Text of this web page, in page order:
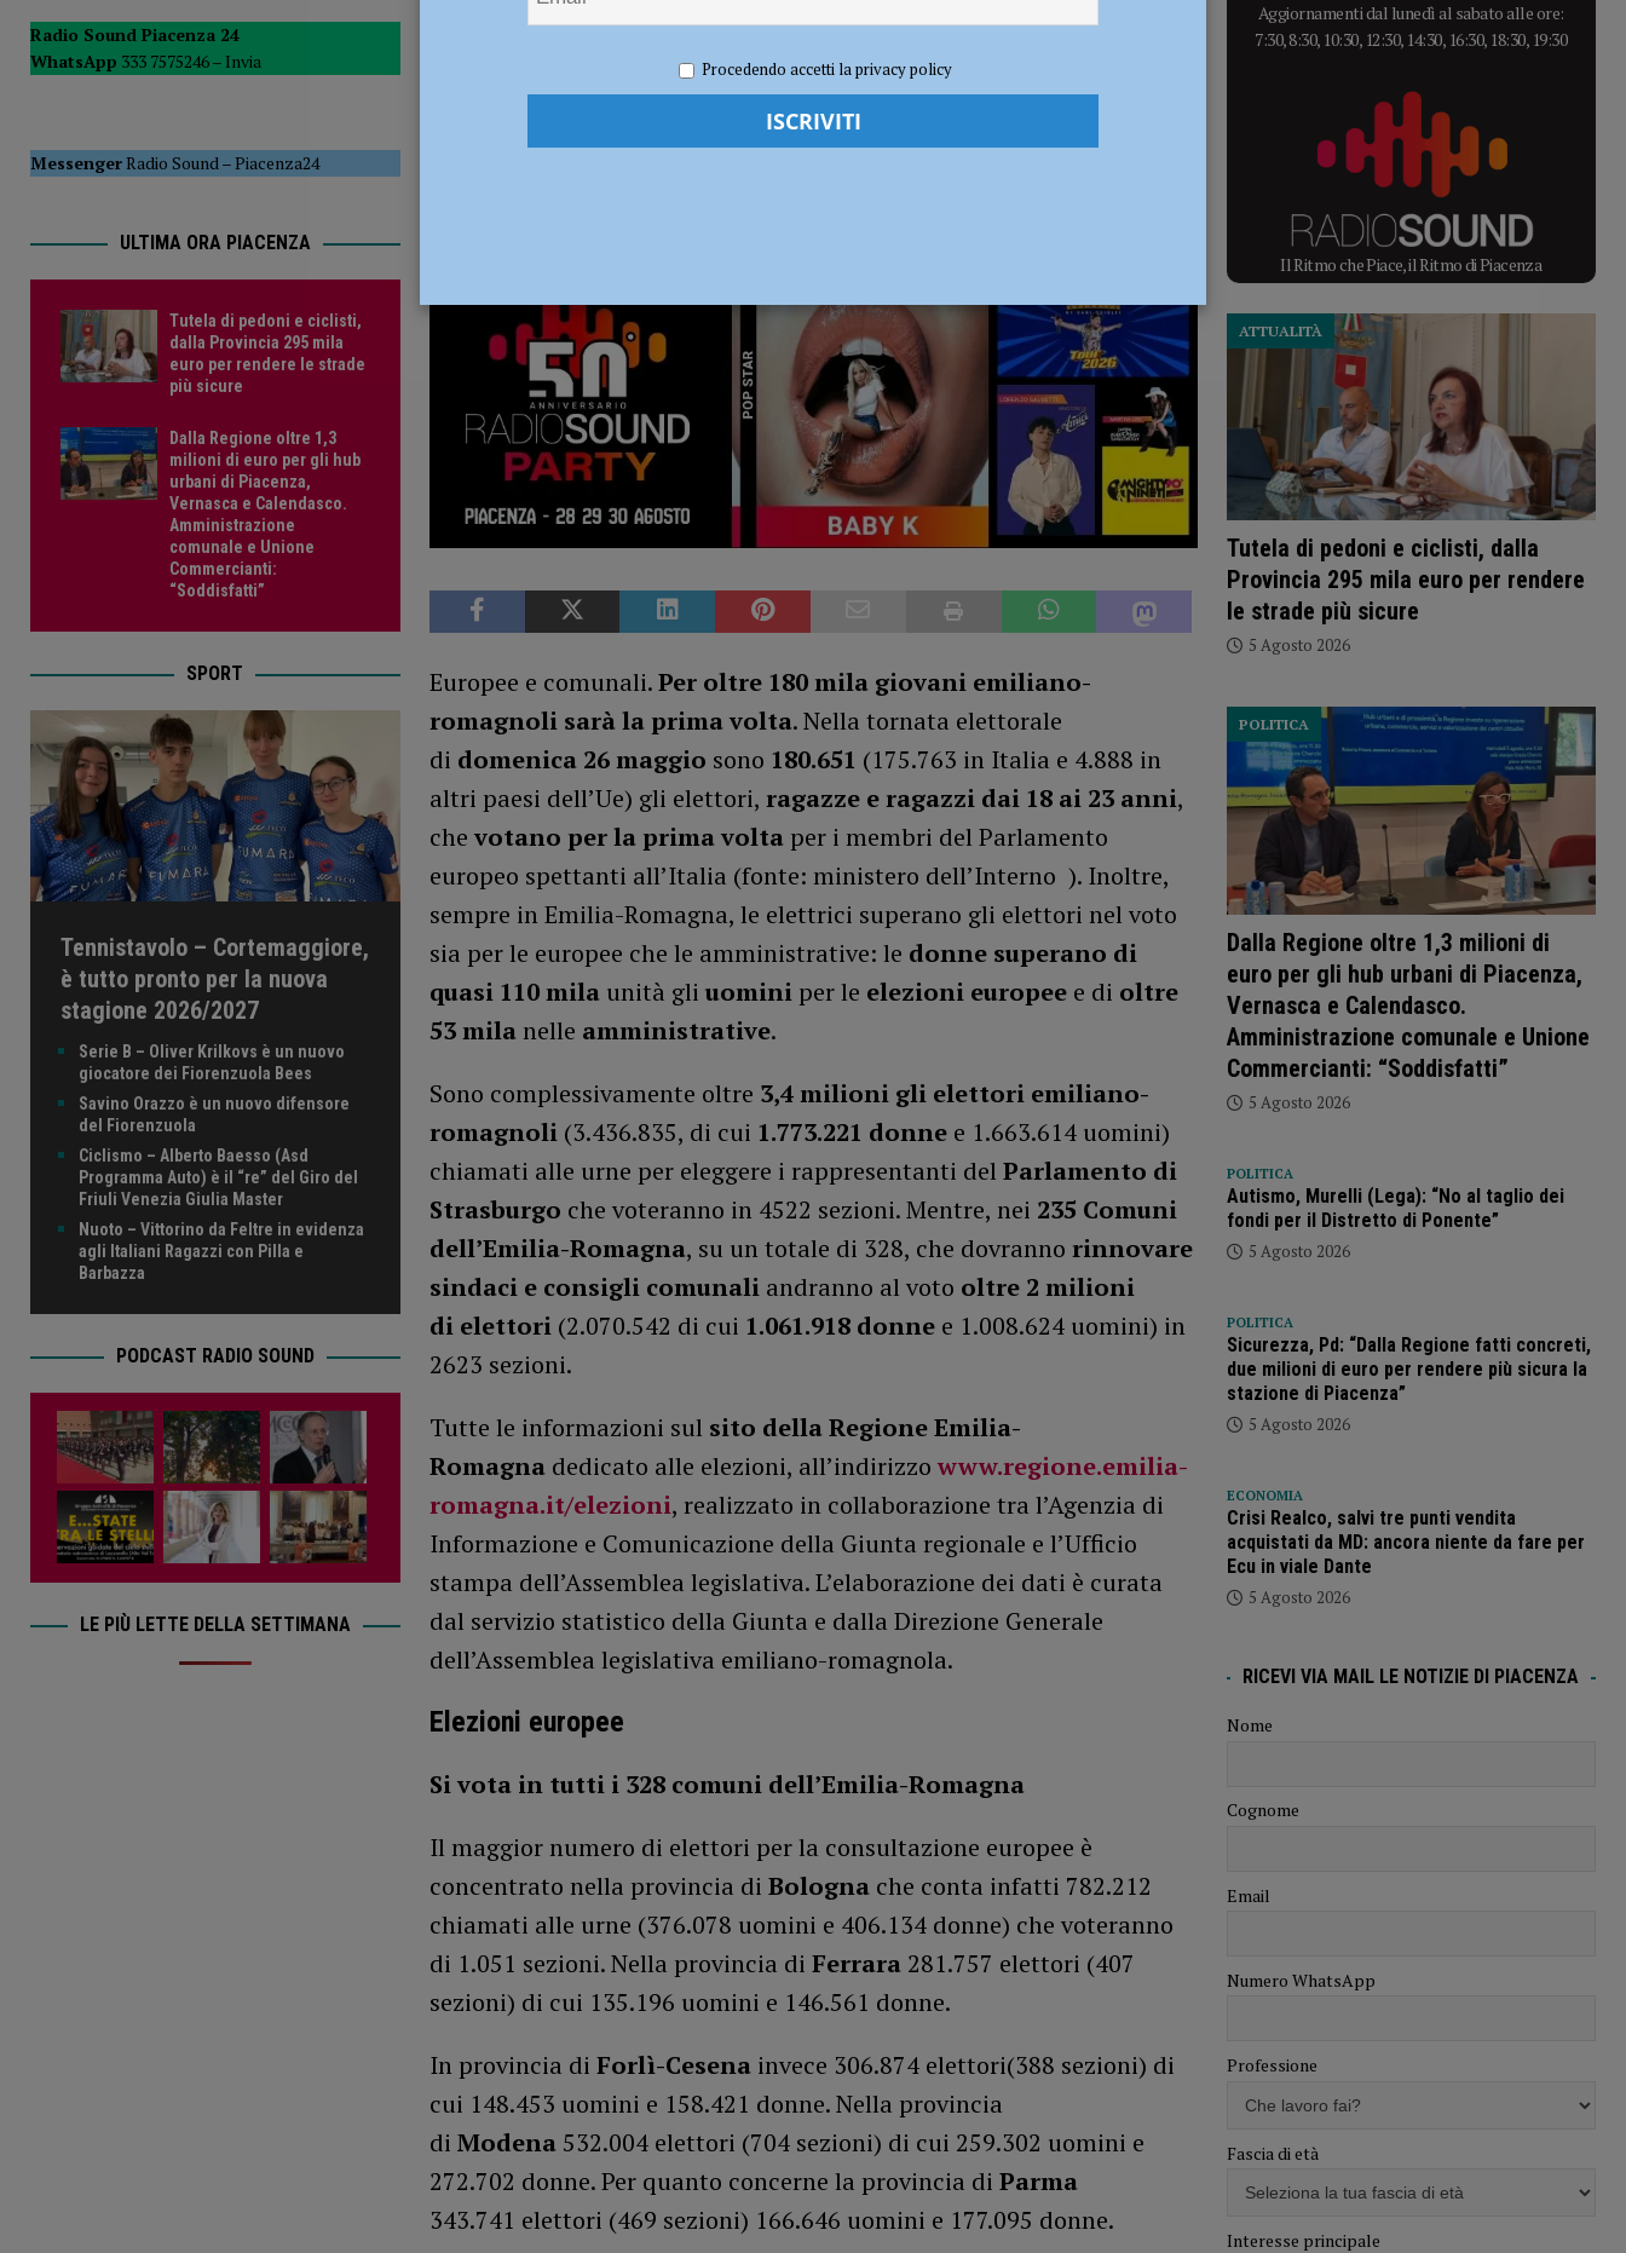
POLITICA
[ 5 Agosto 2026 ] Caldo estremo e asili nido, Tagliaferri (FdI): “Verificare subito la situazione nella provincia di Piacenza”
Europee e comunali.Per oltre 180 mila giovani emiliano-
romagnoli sarà la prima volta. Nella tornata elettorale
di domenica 26 maggio sono 180.651 (175.763 in Italia e 4.888 in
altri paesi dell’Ue) gli elettori, ragazze e ragazzi dai 18 ai 23 anni,
che votano per la prima voltaper i membri del Parlamento
europeo spettanti all’Italia (fonte: ministero dell’Interno ). Inoltre,
sempre in Emilia-Romagna, le elettrici superano gli elettori nel voto
sia per le europee che le amministrative: le donne superano di
quasi 110 mila unità gli uominiper le elezioni europeee di oltre
53 mila nelle amministrative.
Sono complessivamente oltre 3,4 milioni gli elettori emiliano-
romagnoli(3.436.835, di cui 1.773.221 donnee 1.663.614 uomini)
chiamati alle urne per eleggere i rappresentanti del Parlamento di
Strasburgo che voteranno in 4522 sezioni. Mentre, nei 235 Comuni
dell’Emilia-Romagna, su un totale di 328, che dovranno rinnovare
sindaci e consigli comunaliandranno al voto oltre 2 milioni
di elettori(2.070.542 di cui 1.061.918 donnee 1.008.624 uomini) in
2623 sezioni.
Tutte le informazioni sul sito della Regione Emilia-
Romagnadedicato alle elezioni, all’indirizzo www.regione.emilia-
romagna.it/elezioni, realizzato in collaborazione tra l’Agenzia di
Informazione e Comunicazione della Giunta regionale e l’Ufficio
stampa dell’Assemblea legislativa. L’elaborazione dei dati è curata
dal servizio statistico della Giunta e dalla Direzione Generale
dell’Assemblea legislativa emiliano-romagnola.
Elezioni europee
Si vota in tutti i 328 comuni dell’Emilia-Romagna
Il maggior numero di elettori per la consultazione europee è
concentrato nella provincia di Bolognache conta infatti 782.212
chiamati alle urne (376.078 uomini e 406.134 donne) che voteranno
di 1.051 sezioni. Nella provincia di Ferrara281.757 elettori (407
sezioni) di cui 135.196 uomini e 146.561 donne.
In provincia di Forlì-Cesenainvece 306.874 elettori(388 sezioni) di
cui 148.453 uomini e 158.421 donne. Nella provincia
di Modena532.004 elettori (704 sezioni) di cui 259.302 uomini e
272.702 donne. Per quanto concerne la provincia di Parma
343.741 elettori (469 sezioni) 166.646 uomini e 177.095 donne.
Radio Sound Piacenza 24
WhatsApp 333 7575246 – Invia
MessengerRadio Sound–Piacenza24
ULTIMA ORA PIACENZA
Tutela di pedoni e ciclisti,
dalla Provincia 295 mila
euro per rendere le strade
più sicure
Dalla Regione oltre 1,3
milioni di euro per gli hub
urbani di Piacenza,
Vernasca e Calendasco.
Amministrazione
comunale e Unione
Commercianti:
“Soddisfatti”
SPORT
Tennistavolo – Cortemaggiore,
è tutto pronto per la nuova
stagione 2026/2027
Serie B – Oliver Krilkovs è un nuovo
giocatore dei Fiorenzuola Bees
Savino Orazzo è un nuovo difensore
del Fiorenzuola
Ciclismo – Alberto Baesso (Asd
Programma Auto) è il “re” del Giro del
Friuli Venezia Giulia Master
Nuoto – Vittorino da Feltre in evidenza
agli Italiani Ragazzi con Pilla e
Barbazza
PODCAST RADIO SOUND
LE PIÙ LETTE DELLA SETTIMANA
Aggiornamenti dal lunedì al sabato alle ore:
7:30, 8:30, 10:30, 12:30, 14:30, 16:30, 18:30, 19:30
Il Ritmo che Piace, il Ritmo di Piacenza
Tutela di pedoni e ciclisti, dalla
Provincia 295 mila euro per rendere
le strade più sicure
ATTUALITÀ
5 Agosto 2026
Dalla Regione oltre 1,3 milioni di
euro per gli hub urbani di Piacenza,
Vernasca e Calendasco.
Amministrazione comunale e Unione
Commercianti: “Soddisfatti”
POLITICA
5 Agosto 2026
POLITICA
Autismo, Murelli (Lega): “No al taglio dei
fondi per il Distretto di Ponente”
5 Agosto 2026
POLITICA
Sicurezza, Pd: “Dalla Regione fatti concreti,
due milioni di euro per rendere più sicura la
stazione di Piacenza”
5 Agosto 2026
ECONOMIA
Crisi Realco, salvi tre punti vendita
acquistati da MD: ancora niente da fare per
Ecu in viale Dante
5 Agosto 2026
RICEVI VIA MAIL LE NOTIZIE DI PIACENZA
Nome
Cognome
Email
Numero WhatsApp
Professione
Fascia di età
Interesse principale
Procedendo accetti la privacy policy